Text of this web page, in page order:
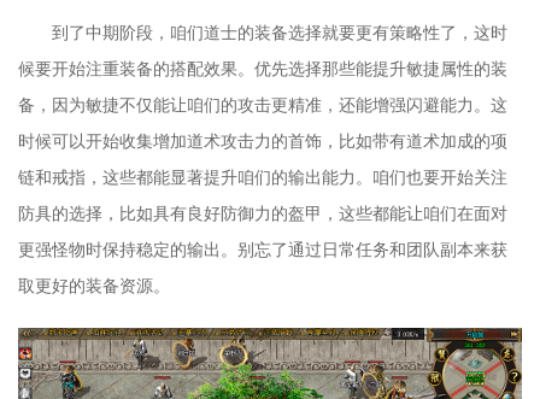
到了中期阶段，咱们道士的装备选择就要更有策略性了，这时
候要开始注重装备的搭配效果。优先选择那些能提升敏捷属性的装
备，因为敏捷不仅能让咱们的攻击更精准，还能增强闪避能力。这
时候可以开始收集增加道术攻击力的首饰，比如带有道术加成的项
链和戒指，这些都能显著提升咱们的输出能力。咱们也要开始关注
防具的选择，比如具有良好防御力的盔甲，这些都能让咱们在面对
更强怪物时保持稳定的输出。别忘了通过日常任务和团队副本来获
取更好的装备资源。